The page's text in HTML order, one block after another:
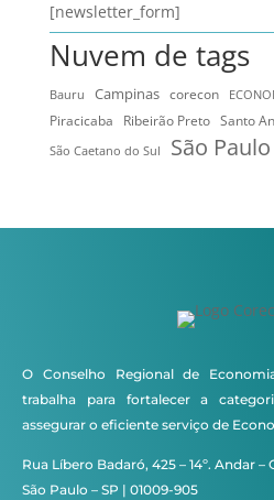
[newsletter_form]
Nuvem de tags
Bauru Campinas corecon
Piracicaba Ribeirão Preto Santo
São Caetano do Sul
São Paulo
O Conselho Regional de
trabalha para fortalecer a
assegurar o eficiente serviço de
Rua Líbero Badaró, 425 – 14º. Andar –
São Paulo – SP | 01009-905